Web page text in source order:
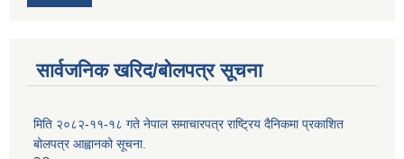
सार्वजनिक खरिद/बोलपत्र सूचना
मिति २०८२-११-१८ गते नेपाल समाचारपत्र राष्ट्रिय दैनिकमा प्रकाशित
बोलपत्र आह्वानको सूचना.